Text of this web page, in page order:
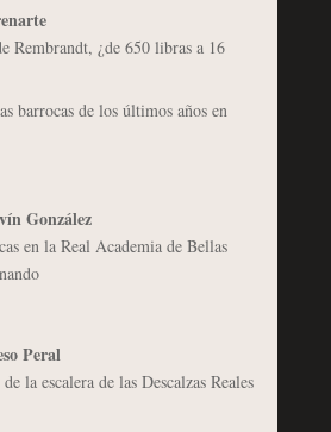
Rembrandt, ¿de 650 libras a 16
barrocas de los últimos años en
González
en la Real Academia de Bellas
Peral
la escalera de las Descalzas Reales